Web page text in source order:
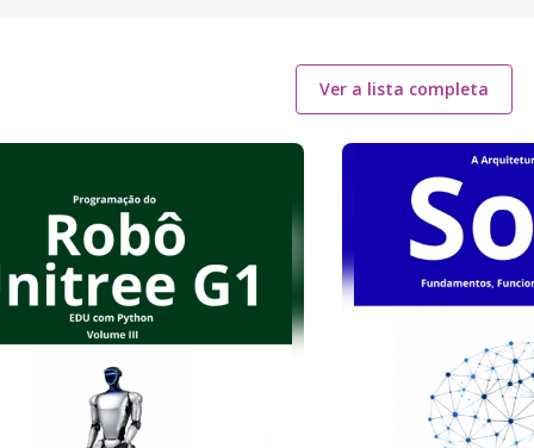
Ver a lista completa